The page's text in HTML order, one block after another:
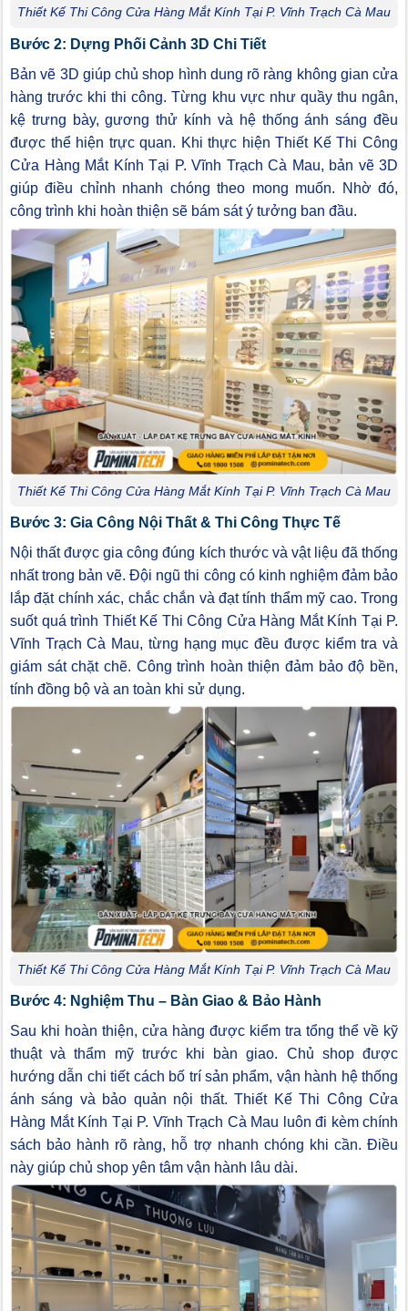
Thiết Kế Thi Công Cửa Hàng Mắt Kính Tại P. Vĩnh Trạch Cà Mau
Bước 2: Dựng Phối Cảnh 3D Chi Tiết
Bản vẽ 3D giúp chủ shop hình dung rõ ràng không gian cửa
hàng trước khi thi công. Từng khu vực như quầy thu ngân,
kệ trưng bày, gương thử kính và hệ thống ánh sáng đều
được thể hiện trực quan. Khi thực hiện Thiết Kế Thi Công
Cửa Hàng Mắt Kính Tại P. Vĩnh Trạch Cà Mau, bản vẽ 3D
giúp điều chỉnh nhanh chóng theo mong muốn. Nhờ đó,
công trình khi hoàn thiện sẽ bám sát ý tưởng ban đầu.
Thiết Kế Thi Công Cửa Hàng Mắt Kính Tại P. Vĩnh Trạch Cà Mau
Bước 3: Gia Công Nội Thất & Thi Công Thực Tế
Nội thất được gia công đúng kích thước và vật liệu đã thống
nhất trong bản vẽ. Đội ngũ thi công có kinh nghiệm đảm bảo
lắp đặt chính xác, chắc chắn và đạt tính thẩm mỹ cao. Trong
suốt quá trình Thiết Kế Thi Công Cửa Hàng Mắt Kính Tại P.
Vĩnh Trạch Cà Mau, từng hạng mục đều được kiểm tra và
giám sát chặt chẽ. Công trình hoàn thiện đảm bảo độ bền,
tính đồng bộ và an toàn khi sử dụng.
Thiết Kế Thi Công Cửa Hàng Mắt Kính Tại P. Vĩnh Trạch Cà Mau
Bước 4: Nghiệm Thu – Bàn Giao & Bảo Hành
Sau khi hoàn thiện, cửa hàng được kiểm tra tổng thể về kỹ
thuật và thẩm mỹ trước khi bàn giao. Chủ shop được
hướng dẫn chi tiết cách bố trí sản phẩm, vận hành hệ thống
ánh sáng và bảo quản nội thất. Thiết Kế Thi Công Cửa
Hàng Mắt Kính Tại P. Vĩnh Trạch Cà Mau luôn đi kèm chính
sách bảo hành rõ ràng, hỗ trợ nhanh chóng khi cần. Điều
này giúp chủ shop yên tâm vận hành lâu dài.